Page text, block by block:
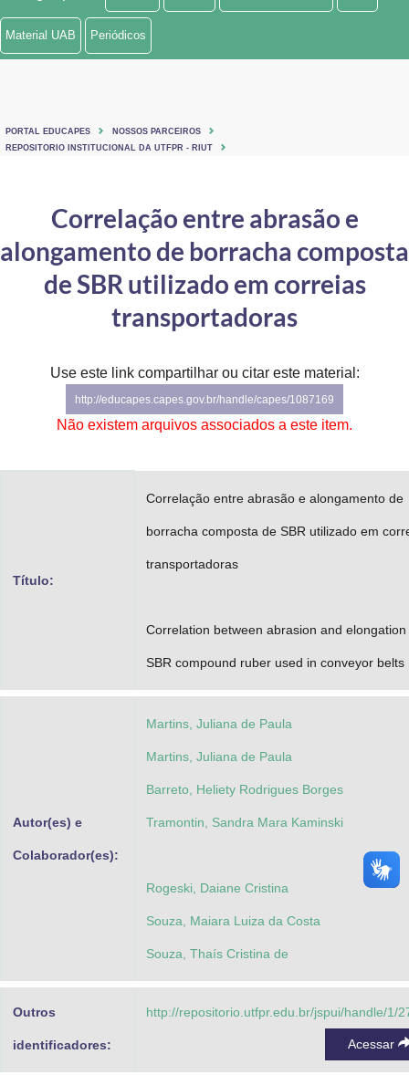
Ministério de Minas e Energia
Ministério do Turismo
Controladoria-Geral da União
Ministério da Mulher, da Família e dos Direitos Humanos
Gabinete de Segurança Institucional
Advocacia-Geral da União
Material UAB Periódicos
PORTAL EDUCAPES
NOSSOS PARCEIROS
REPOSITORIO INSTITUCIONAL DA UTFPR - RIUT
Correlação entre abrasão e
alongamento de borracha composta
de SBR utilizado em correias
transportadoras
Use este link compartilhar ou citar este material:
http://educapes.capes.gov.br/handle/capes/1087169
Não existem arquivos associados a este item.
Título:
Correlação entre abrasão e alongamento de
borracha composta de SBR utilizado em
transportadoras
Correlation between abrasion and elongation
SBR compound ruber used in conveyor belts
Autor(es) e
Colaborador(es):
Martins, Juliana de Paula
Martins, Juliana de Paula
Barreto, Heliety Rodrigues Borges
Tramontin, Sandra Mara Kaminski
Rogeski, Daiane Cristina
Souza, Maiara Luiza da Costa
Souza, Thaís Cristina de
Outros
identificadores:
http://repositorio.utfpr.edu.br/jspui/handle/1/
Acessar